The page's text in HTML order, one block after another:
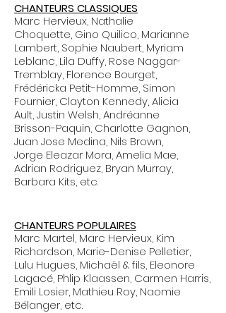
CHANTEURS CLASSIQUES
Marc Hervieux, Nathalie
Choquette, Gino Quilico, Marianne
Lambert, Sophie Naubert, Myriam
Leblanc, Lila Duffy, Rose Naggar-
Tremblay, Florence Bourget,
Frédéricka Petit-Homme, Simon
Fournier, Clayton Kennedy, Alicia
Ault, Justin Welsh, Andréanne
Brisson-Paquin, Charlotte Gagnon,
Juan Jose Medina, Nils Brown,
Jorge Eleazar Mora, Amelia Mae,
Adrian Rodriguez, Bryan Murray,
Barbara Kits, etc.
CHANTEURS POPULAIRES
Marc Martel, Marc Hervieux, Kim
Richardson, Marie-Denise Pelletier,
Lulu Hugues, Michaël & fils, Eleonore
Lagacé, Phlip Klaassen, Carmen Harris,
Emili Losier, Mathieu Roy, Naomie
Bélanger, etc.